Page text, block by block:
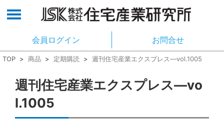
会員ログイン お問合せ
TOP > 商品 > 定期購読 > 週刊住宅産業エクスプレス―vol.1005
週刊住宅産業エクスプレス―vo
l.1005